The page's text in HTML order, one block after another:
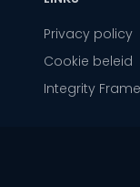
Privacy policy
Cookie beleid
Integrity